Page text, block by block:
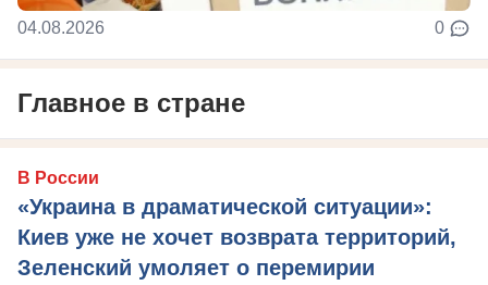
04.08.2026 0
Главное в стране
В России
«Украина в драматической ситуации»:
Киев уже не хочет возврата территорий,
Зеленский умоляет о перемирии